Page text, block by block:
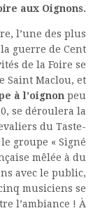
aux Oignons.
l’une des plus
guerre de Cent
de la Foire se
Saint Maclou, et
à l’oignon peu
se déroulera la
du Taste-
groupe « Signé
mêlée à du
avec le public,
musiciens se
l’ambiance ! À